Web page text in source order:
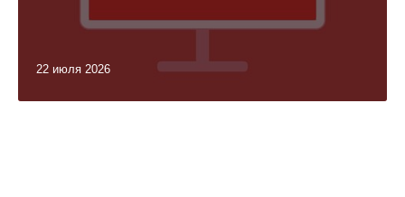
22 июля 2026